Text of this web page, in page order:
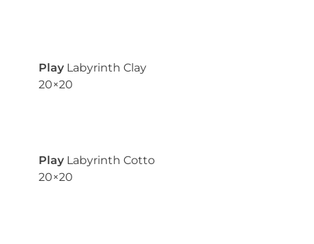
Play Labyrinth Clay
20×20
Play Labyrinth Cotto
20×20